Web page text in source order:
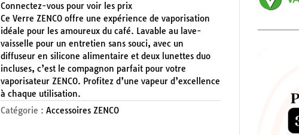
Connectez-vous pour voir les prix
Ce Verre ZENCO offre une expérience de vaporisation
idéale pour les amoureux du café. Lavable au lave-
vaisselle pour un entretien sans souci, avec un
diffuseur en silicone alimentaire et deux lunettes duo
incluses, c’est le compagnon parfait pour votre
vaporisateur ZENCO. Profitez d’une vapeur d’excellence
à chaque utilisation.
Catégorie :Accessoires ZENCO